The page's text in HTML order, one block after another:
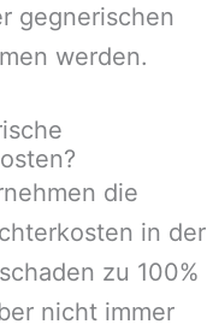
gegnerischen
werden.
die
in der
zu 100%
nicht immer